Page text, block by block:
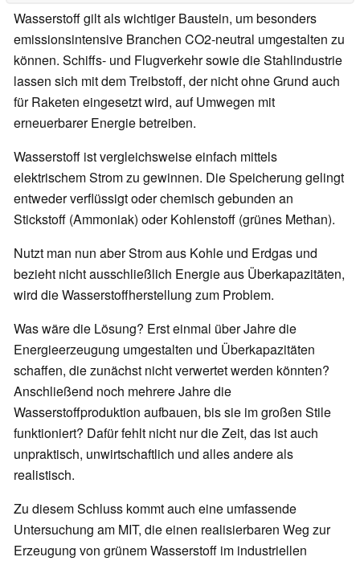
Wasserstoff gilt als wichtiger Baustein, um besonders
emissionsintensive Branchen CO2-neutral umgestalten zu
können. Schiffs- und Flugverkehr sowie die Stahlindustrie
lassen sich mit dem Treibstoff, der nicht ohne Grund auch
für Raketen eingesetzt wird, auf Umwegen mit
erneuerbarer Energie betreiben.
Wasserstoff ist vergleichsweise einfach mittels
elektrischem Strom zu gewinnen. Die Speicherung gelingt
entweder verflüssigt oder chemisch gebunden an
Stickstoff (Ammoniak) oder Kohlenstoff (grünes Methan).
Nutzt man nun aber Strom aus Kohle und Erdgas und
bezieht nicht ausschließlich Energie aus Überkapazitäten,
wird die Wasserstoffherstellung zum Problem.
Was wäre die Lösung? Erst einmal über Jahre die
Energieerzeugung umgestalten und Überkapazitäten
schaffen, die zunächst nicht verwertet werden könnten?
Anschließend noch mehrere Jahre die
Wasserstoffproduktion aufbauen, bis sie im großen Stile
funktioniert? Dafür fehlt nicht nur die Zeit, das ist auch
unpraktisch, unwirtschaftlich und alles andere als
realistisch.
Zu diesem Schluss kommt auch eine umfassende
Untersuchung am MIT, die einen realisierbaren Weg zur
Erzeugung von grünem Wasserstoff im industriellen